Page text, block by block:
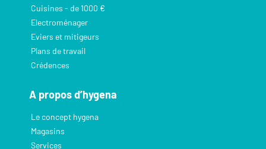
Cuisines - de 1000 €
Electroménager
Eviers et mitigeurs
Plans de travail
Crédences
A propos d’hygena
Le concept hygena
Magasins
Services